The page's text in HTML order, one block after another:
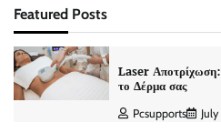
Featured Posts
Laser
το Δέρμα σας
Pcsupports